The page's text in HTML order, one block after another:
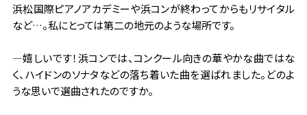
浜松国際ピアノアカデミーや浜コンが終わってからもリサイタル
など…。私にとっては第二の地元のような場所です。
―嬉しいです！浜コンでは、コンクール向きの華やかな曲ではな
く、ハイドンのソナタなどの落ち着いた曲を選ばれました。どのよ
うな思いで選曲されたのですか。